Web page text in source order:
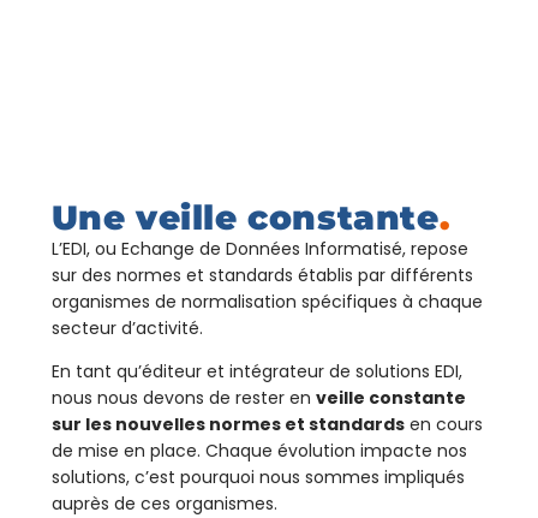
Une veille constante.
L’EDI, ou Echange de Données Informatisé, repose
sur des normes et standards établis par différents
organismes de normalisation spécifiques à chaque
secteur d’activité.
En tant qu’éditeur et intégrateur de solutions EDI,
nous nous devons de rester en veille constante
sur les nouvelles normes et standardsen cours
de mise en place. Chaque évolution impacte nos
solutions, c’est pourquoi nous sommes impliqués
auprès de ces organismes.